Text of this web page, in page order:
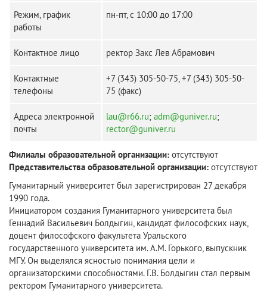
Режим, график
работы
пн-пт, с 10:00 до 17:00
Контактное лицо ректор Закс Лев Абрамович
Контактные
телефоны
+7 (343) 305-50-75 +7 (343) 305-50-
75 (факс)
Адреса электронной
почты
lau@r66.ru; adm@guniver.ru;
rector@guniver.ru
Филиалы образовательной организации: отсутствуют
Представительства образовательной организации: отсутствуют
Гуманитарный университет был зарегистрирован 27 декабря
1990 года.
Инициатором создания Гуманитарного университета был
Геннадий Васильевич Болдыгин, кандидат философских наук,
доцент философского факультета Уральского
государственного университета им. А.М. Горького, выпускник
МГУ. Он выделялся ясностью понимания цели и
организаторскими способностями. Г.В. Болдыгин стал первым
ректором Гуманитарного университета.